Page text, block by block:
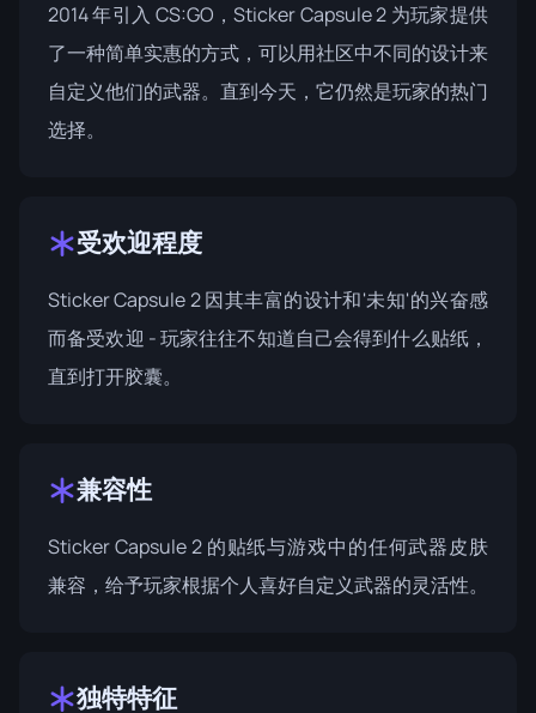
2014 年引入 CS:GO，Sticker Capsule 2 为玩家提供
了一种简单实惠的方式，可以用社区中不同的设计来
自定义他们的武器。直到今天，它仍然是玩家的热门
选择。
受欢迎程度
Sticker Capsule 2 因其丰富的设计和'未知'的兴奋感
而备受欢迎 - 玩家往往不知道自己会得到什么贴纸，
直到打开胶囊。
兼容性
Sticker Capsule 2 的贴纸与游戏中的任何武器皮肤
兼容，给予玩家根据个人喜好自定义武器的灵活性。
独特特征